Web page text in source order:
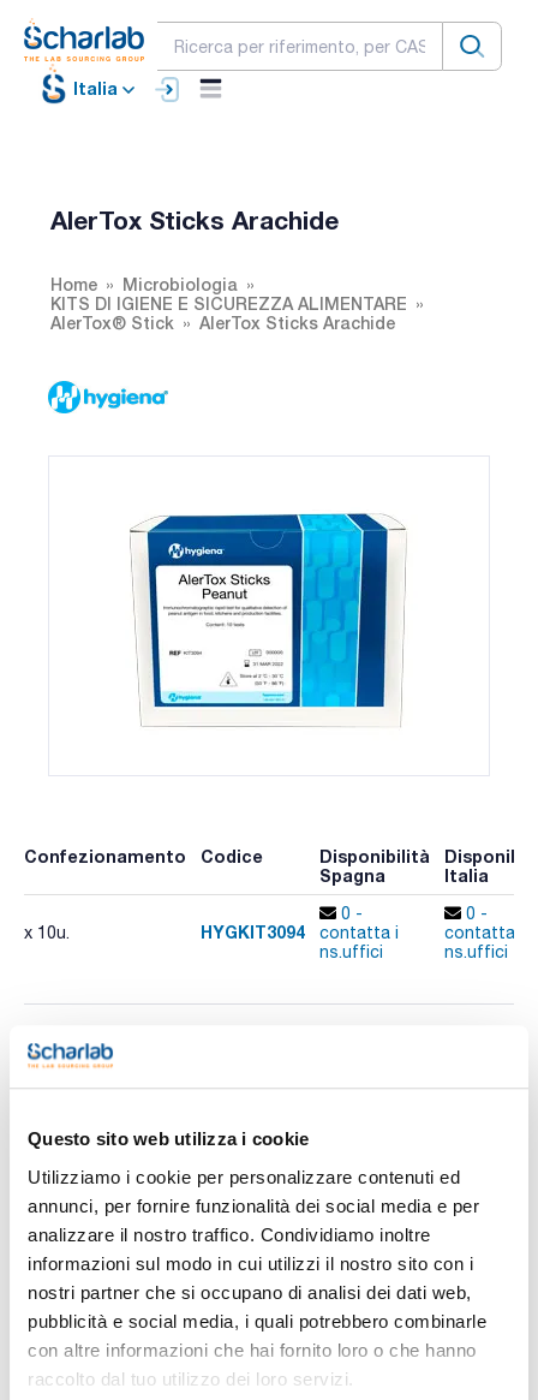
Questo sito web utilizza i cookie
Utilizziamo i cookie per personalizzare contenuti ed
annunci, per fornire funzionalità dei social media e per
analizzare il nostro traffico. Condividiamo inoltre
informazioni sul modo in cui utilizzi il nostro sito con i
nostri partner che si occupano di analisi dei dati web,
pubblicità e social media, i quali potrebbero combinarle
con altre informazioni che hai fornito loro o che hanno
raccolto dal tuo utilizzo dei loro servizi.
Italia
AlerTox Sticks Arachide
Home
Microbiologia
KITS DI IGIENE E SICUREZZA ALIMENTARE
AlerTox® Stick
AlerTox Sticks Arachide
Confezionamento Codice
Disponibilità
Spagna
Italia
x 10u. HYGKIT3094
0 -
contatta i
ns.uffici
0 -
contatta i
ns.uffici
Stampa pagina prodotto
Conf. (unità) : 10 tests
I AlerTox® Sticks sono un pratico strumento per il controllo
del contenuto di allergeni in materie prime, prodotti finiti e
superfici di lavoro.
Sono completamente adatti per:
La semiquantificazione degli allergeni negli alimenti
- Controllo di qualità degli alimenti
- Tracciamento della contaminazione allergenica negli
alimenti, liquidi e superfici
- Implementazione e conformità con HACCP, ISO22000, BRC,
Vedi di più
Documentazione tecnica
TDS / Scheda tecnica
Registrati per i download
COA
Registrati per i download